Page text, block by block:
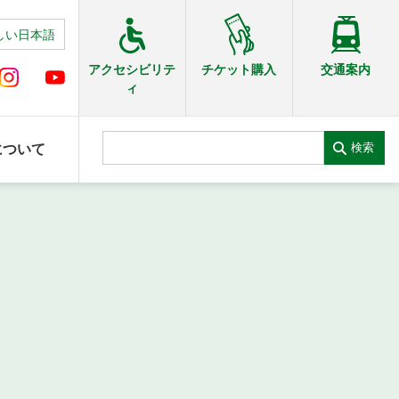
い日本語
アクセシビリテ
ィ
チケット購入 交通案内
いて 検索